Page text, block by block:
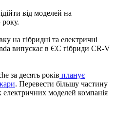
від моделей на
на гібридні та електричні
випускає в ЄС гібриди CR-V
за десять років планує
. Перевести більшу частину
моделей компанія